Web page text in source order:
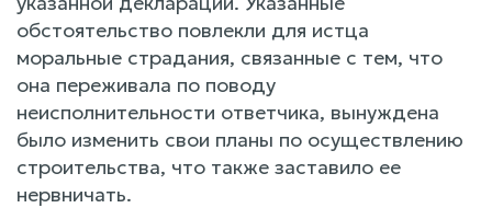
обстоятельство повлекли для истца
моральные страдания, связанные с тем, что
она переживала по поводу
неисполнительности ответчика, вынуждена
было изменить свои планы по осуществлению
строительства, что также заставило ее
нервничать.